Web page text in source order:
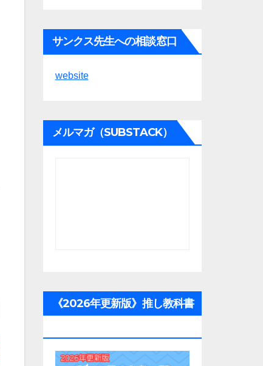
サンクス先生への相談窓口
website
メルマガ（SUBSTACK）
《2026年更新版》推し教科書